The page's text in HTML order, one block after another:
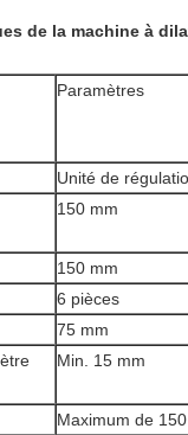
de la machine à
Paramètres
Unité de
150 mm
150 mm
6 pièces
75 mm
Min. 15 mm
Maximum de